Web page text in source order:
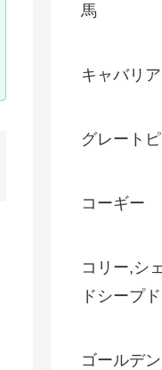
馬
キャバリア
グレート
コーギー
コリー,シ
ドシープド
ゴールデ